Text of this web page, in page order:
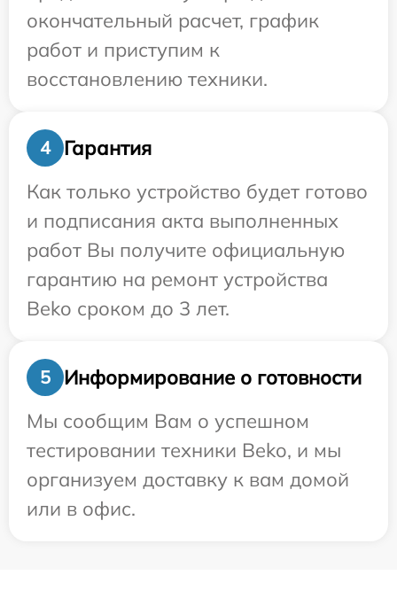
окончательный расчет, график
работ и приступим к
восстановлению техники.
4
Гарантия
Как только устройство будет готово
и подписания акта выполненных
работ Вы получите официальную
гарантию на ремонт устройства
Beko сроком до 3 лет.
5
Информирование о готовности
Мы сообщим Вам о успешном
тестировании техники Beko, и мы
организуем доставку к вам домой
или в офис.